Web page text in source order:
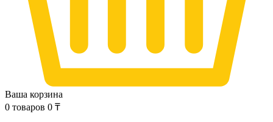
Ваша корзина
0 товаров 0 ₸